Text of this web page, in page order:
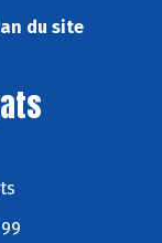
du site